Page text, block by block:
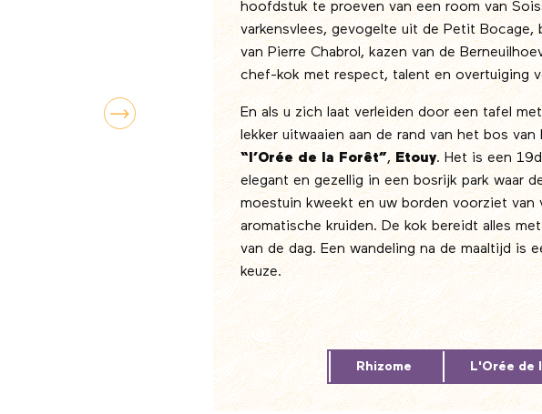
hoofdstuk te proeven van een room van
varkensvlees, gevogelte uit de Petit
van Pierre Chabrol, kazen van de
chef-kok met respect, talent en overtuiging
En als u zich laat verleiden door een tafel
lekker uitwaaien aan de rand van het bos
“l’Orée de la Forêt”,Etouy. Het is een
elegant en gezellig in een bosrijk park waar
moestuin kweekt en uw borden voorziet van
aromatische kruiden. De kok bereidt alles
van de dag. Een wandeling na de maaltijd is
keuze.
Rhizome L'Orée de